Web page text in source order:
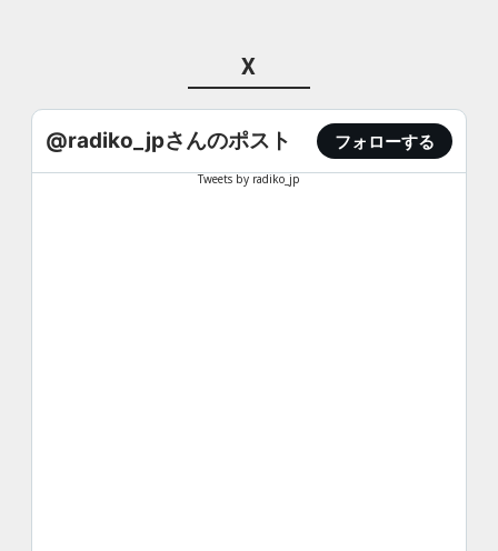
X
@radiko_jpさんのポスト フォローする
Tweets by radiko_jp